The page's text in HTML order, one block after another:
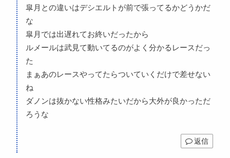
皐月との違いはデシエルトが前で張ってるかどうかだ
な
皐月では出遅れてお終いだったから
ルメールは武見て動いてるのがよく分かるレースだっ
た
まぁあのレースやってたらついていくだけで差せない
ね
ダノンは抜かない性格みたいだから大外が良かっただ
ろうな
返信